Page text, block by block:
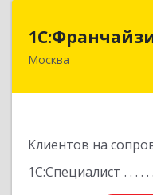
Москва
Клиентов на
1С:Специалист
117149,